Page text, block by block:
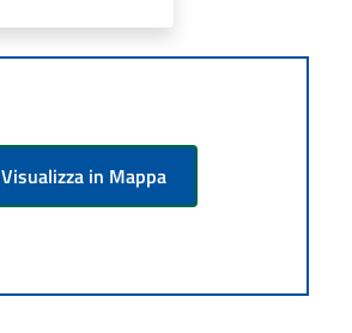
Visualizza in Mappa